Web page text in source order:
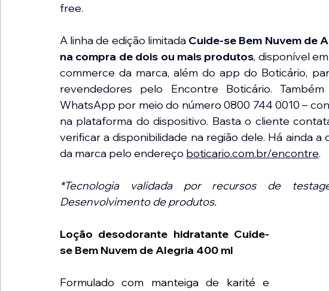
free.
A linha de edição limitada Cuide-se Bem Nuvem de
na compra de dois ou mais produtos, disponível
commerce da marca, além do app do Boticário,
revendedores pelo Encontre Boticário.
WhatsApp por meio do número 0800 744 0010 –
na plataforma do dispositivo. Basta o cliente
verificar a disponibilidade na região dele. Há ainda
da marca pelo endereço boticario.com.br/encontre.
*Tecnologia validada por recursos de
Desenvolvimento de produtos.
Loção desodorante hidratante Cuide-
se Bem Nuvem de Alegria 400 ml
Formulado com manteiga de karité e